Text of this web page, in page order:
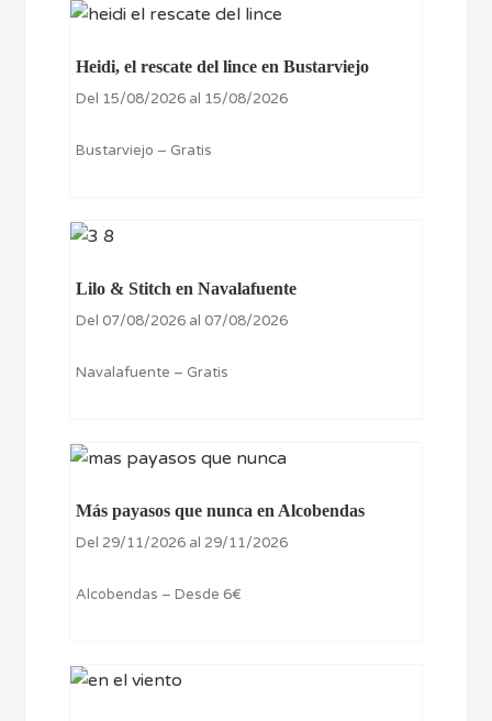
Heidi, el rescate del lince en Bustarviejo
Del 15/08/2026 al 15/08/2026
Bustarviejo – Gratis
Lilo & Stitch en Navalafuente
Del 07/08/2026 al 07/08/2026
Navalafuente – Gratis
Más payasos que nunca en Alcobendas
Del 29/11/2026 al 29/11/2026
Alcobendas – Desde 6€